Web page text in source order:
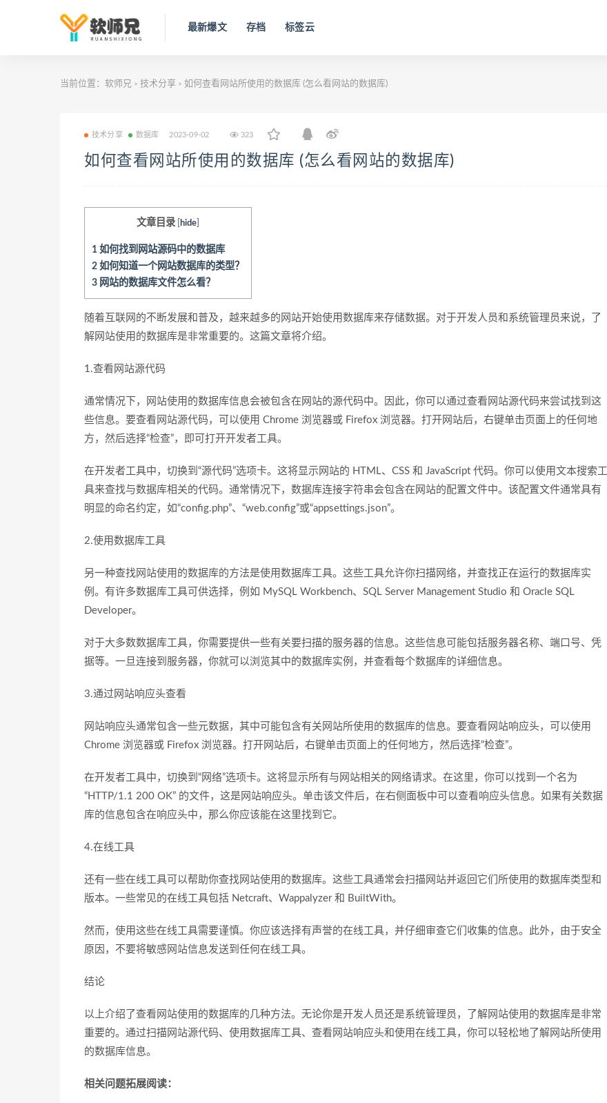
最新爆文 存档 标签云
当前位置： 软师兄 > 技术分享 > 如何查看网站所使用的数据库 (怎么看网站的数据库)
技术分享 数据库 2023-09-02 323
如何查看网站所使用的数据库 (怎么看网站的数据库)
文章目录 hide
1 如何找到网站源码中的数据库
2 如何知道一个网站数据库的类型？
3 网站的数据库文件怎么看？
随着互联网的不断发展和普及，越来越多的网站开始使用数据库来存储数据。对于开发人员和系统管理员来说，了
解网站使用的数据库是非常重要的。这篇文章将介绍。
1.查看网站源代码
通常情况下，网站使用的数据库信息会被包含在网站的源代码中。因此，你可以通过查看网站源代码来尝试找到这
些信息。要查看网站源代码，可以使用 Chrome 浏览器或 Firefox 浏览器。打开网站后，右键单击页面上的任何地
方，然后选择“检查”，即可打开开发者工具。
在开发者工具中，切换到“源代码”选项卡。这将显示网站的 HTML、CSS 和 JavaScript 代码。你可以使用文本搜索工
具来查找与数据库相关的代码。通常情况下，数据库连接字符串会包含在网站的配置文件中。该配置文件通常具有
明显的命名约定，如“config.php”、“web.config”或“appsettings.json”。
2.使用数据库工具
另一种查找网站使用的数据库的方法是使用数据库工具。这些工具允许你扫描网络，并查找正在运行的数据库实
例。有许多数据库工具可供选择，例如 MySQL Workbench、SQL Server Management Studio 和 Oracle SQL
Developer。
对于大多数数据库工具，你需要提供一些有关要扫描的服务器的信息。这些信息可能包括服务器名称、端口号、凭
据等。一旦连接到服务器，你就可以浏览其中的数据库实例，并查看每个数据库的详细信息。
3.通过网站响应头查看
网站响应头通常包含一些元数据，其中可能包含有关网站所使用的数据库的信息。要查看网站响应头，可以使用
Chrome 浏览器或 Firefox 浏览器。打开网站后，右键单击页面上的任何地方，然后选择“检查”。
在开发者工具中，切换到“网络”选项卡。这将显示所有与网站相关的网络请求。在这里，你可以找到一个名为
“HTTP/1.1 200 OK” 的文件，这是网站响应头。单击该文件后，在右侧面板中可以查看响应头信息。如果有关数据
库的信息包含在响应头中，那么你应该能在这里找到它。
4.在线工具
还有一些在线工具可以帮助你查找网站使用的数据库。这些工具通常会扫描网站并返回它们所使用的数据库类型和
版本。一些常见的在线工具包括 Netcraft、Wappalyzer 和 BuiltWith。
然而，使用这些在线工具需要谨慎。你应该选择有声誉的在线工具，并仔细审查它们收集的信息。此外，由于安全
原因，不要将敏感网站信息发送到任何在线工具。
结论
以上介绍了查看网站使用的数据库的几种方法。无论你是开发人员还是系统管理员，了解网站使用的数据库是非常
重要的。通过扫描网站源代码、使用数据库工具、查看网站响应头和使用在线工具，你可以轻松地了解网站所使用
的数据库信息。
相关问题拓展阅读：